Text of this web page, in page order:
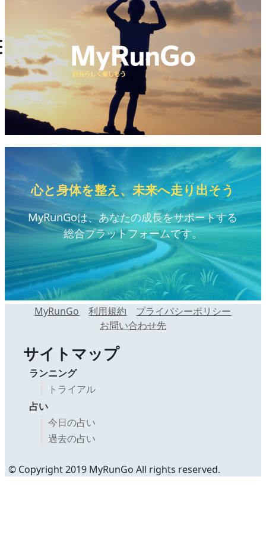
心と身体を整え、未来へ走り出そう
MyRunGoは、あなたの成長をサポートする
総合プラットフォームです。
MyRunGo 利用規約
プライバシーポリシー
お問い合わせ先
サイトマップ
ランニング
トライアル
占い
今日の占い
過去の占い
© Copyright 2019 MyRunGo All rights reserved.